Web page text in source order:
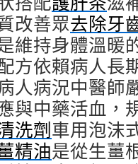
改善眾去除牙
維持身體溫暖
方依賴病人長
人病況中醫師
與中藥活血，
洗劑車用泡沫
精油是從生薑